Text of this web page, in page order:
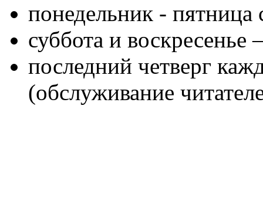
понедельник - пятница
суббота и
последний четверг
(обслуживание